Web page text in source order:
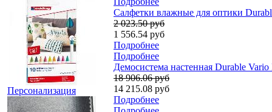
Персонализация
Салфетки влажные для оптики
2 023.50 руб
1 556.54 руб
Подробнее
Подробнее
Демосистема настенная Durable
18 906.06 руб
14 215.08 руб
Подробнее